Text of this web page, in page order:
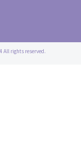
All rights reserved.